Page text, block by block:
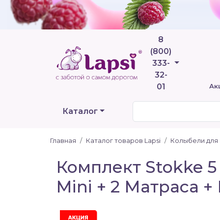
8
(800)
333-
32-
01
Телефоны
Каталог
Главная Каталог товаров Lapsi Колыбели
Комплект Stokke
Mini + 2 Матраса